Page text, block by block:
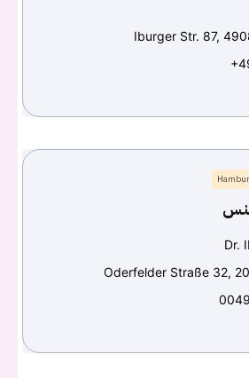
Iburger Str. 87,
Dr.
Oderfelder Straße 32,